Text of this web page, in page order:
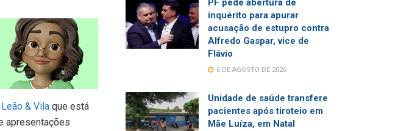
& Vila que está
apresentações
PF pede abertura de
inquérito para apurar
acusação de estupro contra
Alfredo Gaspar, vice de
Flávio
6 DE AGOSTO DE 2026
Unidade de saúde transfere
pacientes após tiroteio em
Mãe Luíza, em Natal